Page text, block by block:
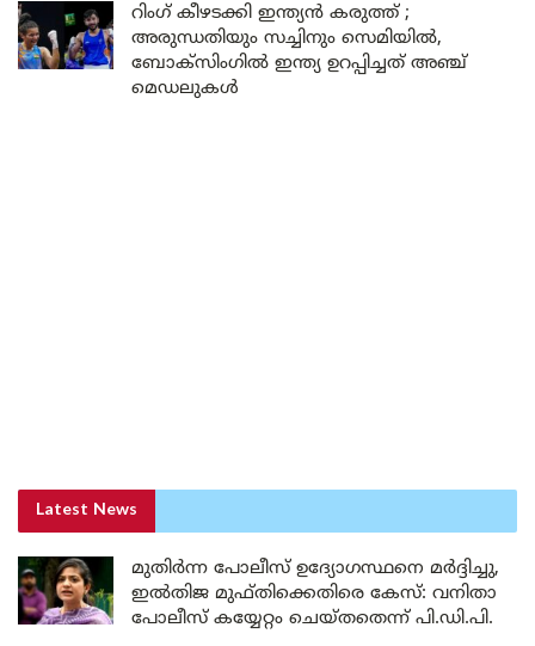
റിംഗ് കീഴടക്കി ഇന്ത്യൻ കരുത്ത് ;
അരുന്ധതിയും സച്ചിനും സെമിയിൽ,
ബോക്സിംഗിൽ ഇന്ത്യ ഉറപ്പിച്ചത് അഞ്ച്
മെഡലുകൾ
Latest News
മുതിർന്ന പോലീസ് ഉദ്യോഗസ്ഥനെ മർദ്ദിച്ചു,
ഇൽതിജ മുഫ്തിക്കെതിരെ കേസ്: വനിതാ
പോലീസ് കയ്യേറ്റം ചെയ്തതെന്ന് പി.ഡി.പി.